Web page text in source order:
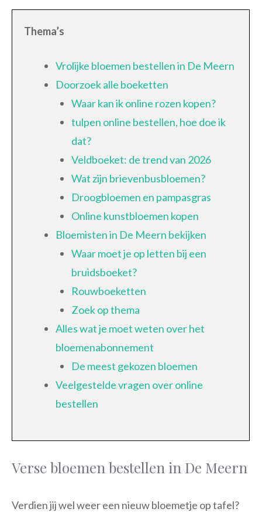
Thema’s
Vrolijke bloemen bestellen in De Meern
Doorzoek alle boeketten
Waar kan ik online rozen kopen?
tulpen online bestellen, hoe doe ik
dat?
Veldboeket: de trend van 2026
Wat zijn brievenbusbloemen?
Droogbloemen en pampasgras
Online kunstbloemen kopen
Bloemisten in De Meern bekijken
Waar moet je op letten bij een
bruidsboeket?
Rouwboeketten
Zoek op thema
Alles wat je moet weten over het
bloemenabonnement
De meest gekozen bloemen
Veelgestelde vragen over online
bestellen
Verse bloemen bestellen in De Meern
Verdien jij wel weer een nieuw bloemetje op tafel?